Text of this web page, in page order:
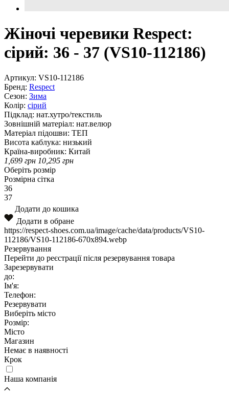
Жіночі черевики Respect:
сірий: 36 - 37 (VS10-112186)
Артикул: VS10-112186
Бренд: Respect
Сезон: Зима
Колір: сірий
Підклад: нат.хутро/текстиль
Зовнішній матеріал: нат.велюр
Матеріал підошви: ТЕП
Висота каблука: низький
Країна-виробник: Китай
1,699 грн 10,295 грн
Оберіть розмір
Розмірна сітка
36
37
Додати до кошика
Додати в обране
https://respect-shoes.com.ua/image/cache/data/products/VS10-
112186/VS10-112186-670x894.webp
Резервування
Перейти до реєстрації після резервування товара
Зарезервувати
до:
Ім'я:
Телефон:
Резервувати
Виберіть місто
Розмір:
Місто
Магазин
Немає в наявності
Крок
Наша компанія